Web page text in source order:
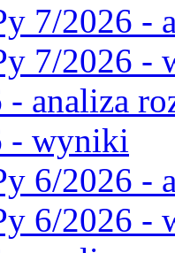
7/2026 -
7/2026 -
analiza
- wyniki
6/2026 -
6/2026 -